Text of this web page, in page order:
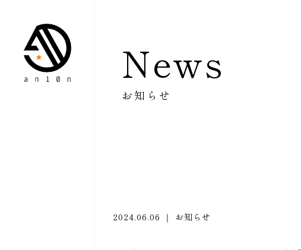
News
お知らせ
2024.06.06 ｜ お知らせ